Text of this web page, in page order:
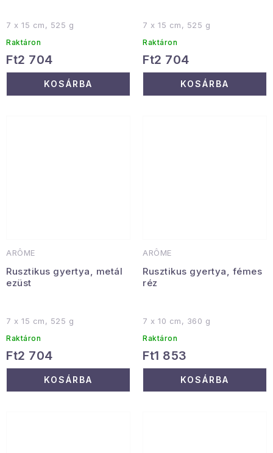
7 x 15 cm, 525 g
Raktáron
Ft2 704
KOSÁRBA
7 x 15 cm, 525 g
Raktáron
Ft2 704
KOSÁRBA
ARÔME
Rusztikus gyertya, metál
ezüst
7 x 15 cm, 525 g
Raktáron
Ft2 704
KOSÁRBA
ARÔME
Rusztikus gyertya, fémes
réz
7 x 10 cm, 360 g
Raktáron
Ft1 853
KOSÁRBA